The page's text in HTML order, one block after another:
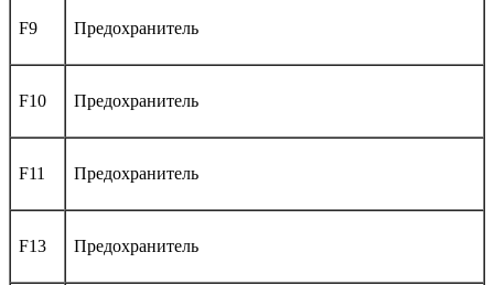
F9 Предохранитель
F10 Предохранитель
F11 Предохранитель
F13 Предохранитель